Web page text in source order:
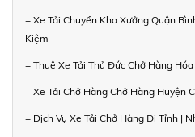
+ Xe Tải Chuyển Kho Xưởng Quận
Kiệm
+ Thuê Xe Tải Thủ Đức Chở Hàng
+ Xe Tải Chở Hàng Chở Hàng Huyện
+ Dịch Vụ Xe Tải Chở Hàng Đi Tỉnh |